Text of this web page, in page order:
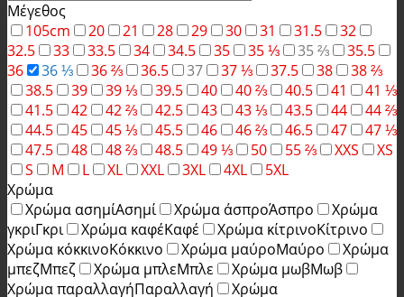
Μέγεθος
105cm
20 21 28 29 30 31 31.5
32
32.5
33 33.5 34 34.5 35 35 ⅓ 35 ⅔
35.5
36
36 ⅓ 36 ⅔ 36.5 37 37 ⅓ 37.5 38
38 ⅔
38.5
39 39 ⅓ 39.5 40 40 ⅔ 40.5 41
41 ⅓
41.5
42 42 ⅔ 42.5 43 43 ⅓ 43.5 44
44 ⅔
44.5
45 45 ⅓ 45.5 46 46 ⅔ 46.5 47
47 ⅓
47.5
48 48 ⅔ 48.5 49 ⅓ 50 55 ⅔ XXS
XS
S
M L XL XXL 3XL 4XL
5XL
Χρώμα
Χρώμα ασημίΑσημί Χρώμα άσπροΆσπρο
Χρώμα
γκριΓκρι Χρώμα καφέΚαφέ Χρώμα κίτρινοΚίτρινο
Χρώμα κόκκινοΚόκκινο Χρώμα μαύροΜαύρο
Χρώμα
μπεζΜπεζ Χρώμα μπλεΜπλε Χρώμα μωβΜωβ
Χρώμα παραλλαγήΠαραλλαγή
Χρώμα